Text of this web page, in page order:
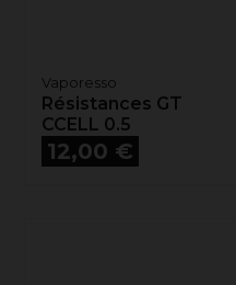
Vaporesso
Résistances GT
CCELL 0.5
Prix
12,00 €